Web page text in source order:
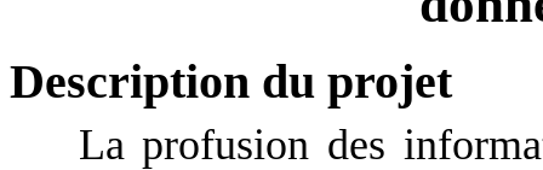
Description du projet
La profusion des